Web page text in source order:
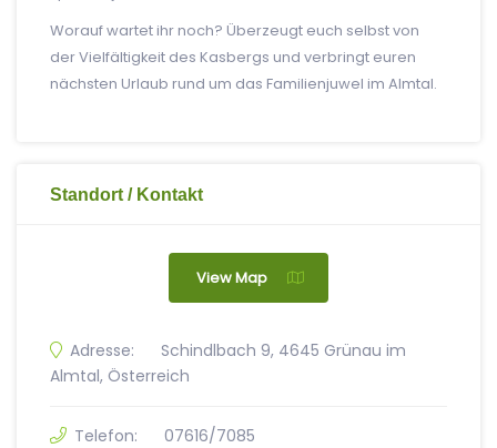
Worauf wartet ihr noch? Überzeugt euch selbst von
der Vielfältigkeit des Kasbergs und verbringt euren
nächsten Urlaub rund um das Familienjuwel im Almtal.
Standort / Kontakt
View Map
Adresse:
Schindlbach 9, 4645 Grünau im
Almtal, Österreich
Telefon: 07616/7085